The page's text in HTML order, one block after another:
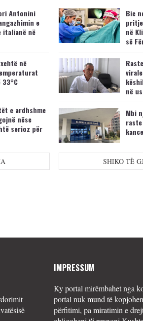
Antonini
e
italianë në
në
e ardhshme
nëse
serioz për
Bie
në
së
në
Mbi
SHIKO TË
IMPRESSUM
Ky portal mirëmbahet nga
portal nuk mund të
përfitimi, pa miratimin e